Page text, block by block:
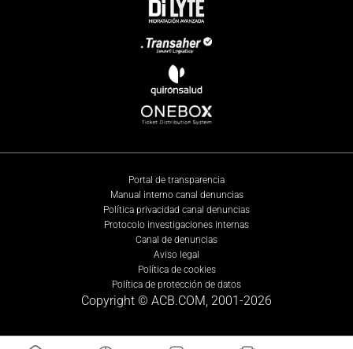
Portal de transparencia
Manual interno canal denuncias
Política privacidad canal denuncias
Protocolo investigaciones internas
Canal de denuncias
Aviso legal
Política de cookies
Política de protección de datos
Copyright © ACB.COM, 2001-2026